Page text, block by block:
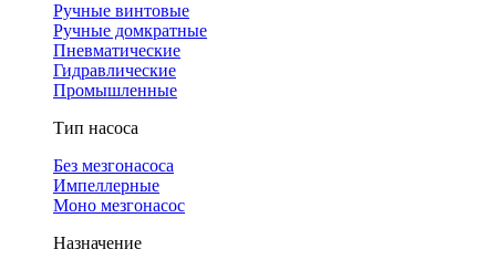
Ручные винтовые
Ручные домкратные
Пневматические
Гидравлические
Промышленные
Тип насоса
Без мезгонасоса
Импеллерные
Моно мезгонасос
Назначение